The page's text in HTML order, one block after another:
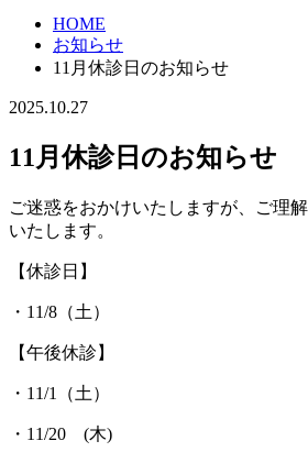
HOME
お知らせ
11月休診日のお知らせ
2025.10.27
11月休診日のお知らせ
ご迷惑をおかけいたしますが、ご理
いたします。
【休診日】
・11/8（土）
【午後休診】
・11/1（土）
・11/20 (木)